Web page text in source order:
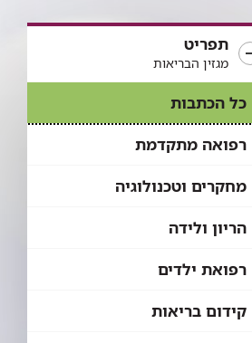
תפריט
מגזין הבריאות
כל הכתבות
רפואה מתקדמת
מחקרים וטכנולוגיה
הריון ולידה
רפואת ילדים
קידום בריאות
נמרץ
בר נפוץ